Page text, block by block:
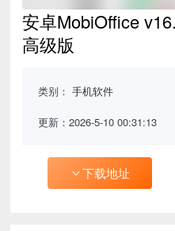
安卓MobiOffice
高级版
类别：手机软件
更新：2026-5-10 00:31:13
下载地址